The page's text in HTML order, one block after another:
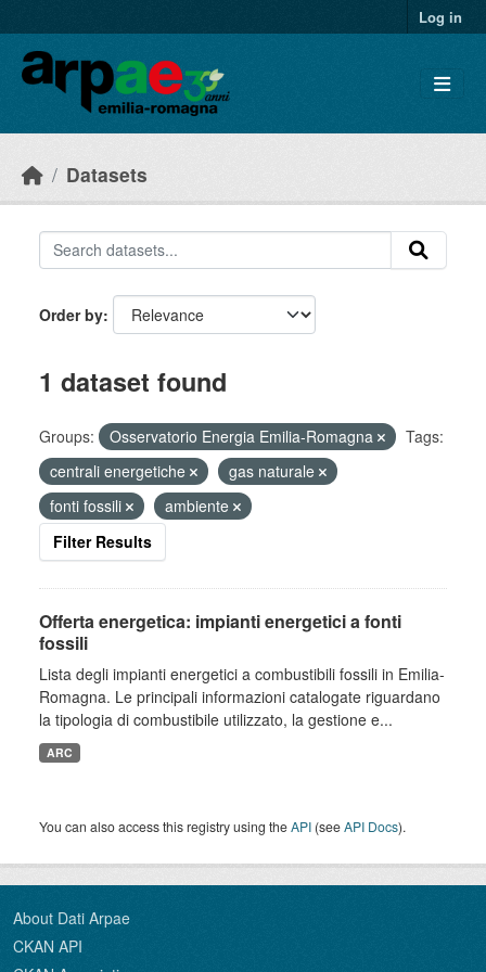
Log in
Datasets
Order by
1 dataset found
Groups: Osservatorio Energia Emilia-Romagna
Tags:
centrali energetiche
gas naturale
fonti fossili
ambiente
Filter Results
Offerta energetica: impianti energetici a fonti
fossili
Lista degli impianti energetici a combustibili fossili in Emilia-
Romagna. Le principali informazioni catalogate riguardano
la tipologia di combustibile utilizzato, la gestione e...
ARC
You can also access this registry using theAPI (seeAPI Docs).
About Dati Arpae
CKAN API